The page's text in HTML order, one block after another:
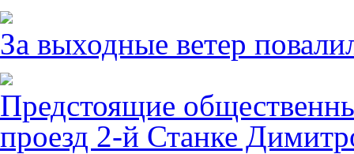
За выходные ветер
Предстоящие
проезд 2-й Станке